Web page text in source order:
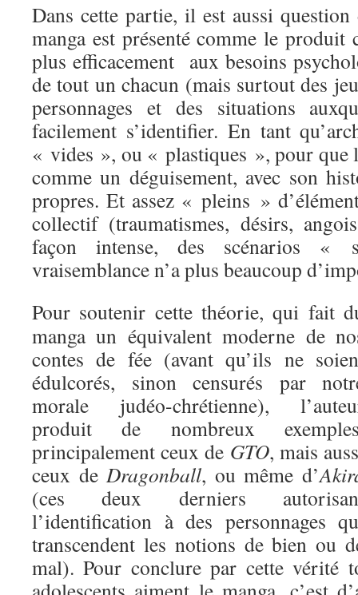
Dans cette partie, il est aussi
manga est présenté comme le
plus efficacement aux besoins
de tout un chacun (mais surtout des
personnages et des situations
facilement s’identifier. En tant
« vides », ou « plastiques », pour que
comme un déguisement, avec son
propres. Et assez « pleins »
collectif (traumatismes, désirs,
façon intense, des scénarios «
vraisemblance n’a plus beaucoup
Pour soutenir cette théorie, qui fait
manga un équivalent moderne de
contes de fée (avant qu’ils ne
édulcorés, sinon censurés par
morale judéo-chrétienne),
produit de nombreux
principalement ceux de GTO, mais
ceux deDragonball, ou même d’
(ces deux derniers
l’identification à des personnages
transcendent les notions de bien ou
mal). Pour conclure par cette vérité